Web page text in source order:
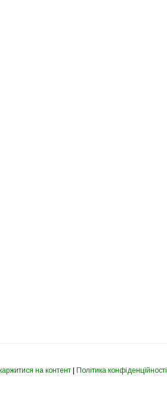
на контент
Політика конфіденційності